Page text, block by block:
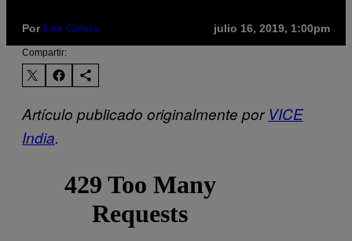
Por Lex Celera julio 16, 2019, 1:00pm
Compartir:
Artículo publicado originalmente porVICE
India.